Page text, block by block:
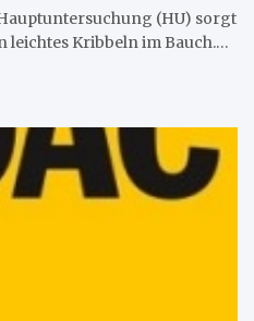
(HU) sorgt
leichtes Kribbeln im Bauch.…